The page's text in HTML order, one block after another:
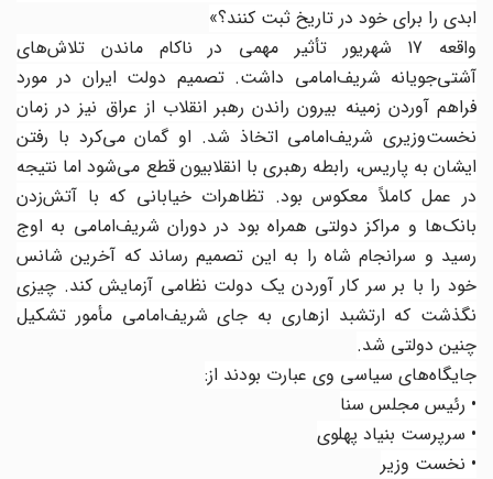
ابدی را برای خود در تاریخ ثبت کنند؟»
واقعه 17 شهریور تأثیر مهمی در ناکام ماندن تلاش‌های
آشتی‌جویانه شریف‌امامی داشت. تصمیم دولت ایران در مورد
فراهم آوردن زمینه بیرون راندن رهبر انقلاب از عراق نیز در زمان
نخست‌وزیری شریف‌امامی اتخاذ شد. او گمان می‌کرد با رفتن
ایشان به پاریس، رابطه رهبری با انقلابیون قطع می‌شود اما نتیجه
در عمل کاملاً معکوس بود. تظاهرات خیابانی که با آتش‌زدن
بانک‌ها و مراکز دولتی همراه بود در دوران شریف‌امامی به اوج
رسید و سرانجام شاه را به این تصمیم رساند که آخرین شانس
خود را با بر سر کار آوردن یک دولت نظامی آزمایش کند. چیزی
نگذشت که ارتشبد ازهاری به جای شریف‌امامی مأمور تشکیل
چنین دولتی شد.
جایگاه‌های سیاسی وی عبارت بودند از:
• رئیس مجلس سنا
• سرپرست بنیاد پهلوی
• نخست وزیر